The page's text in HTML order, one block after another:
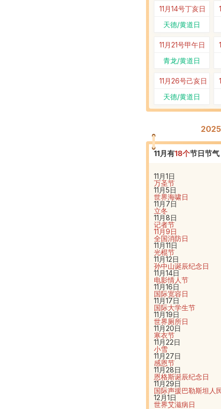
11月14号丁亥日
天德/黄道日
11月21号甲午日
青龙/黄道日
11月26号己亥日
天德/黄道日
2025
11月有18个节日节气
11月1日
万圣节
11月5日
世界海啸日
11月7日
立冬
11月8日
记者节
11月9日
全国消防日
11月11日
光棍节
11月12日
孙中山诞辰纪念日
11月14日
电影情人节
11月16日
国际宽容日
11月17日
国际大学生节
11月19日
世界厕所日
11月20日
寒衣节
11月22日
小雪
11月27日
感恩节
11月28日
恩格斯诞辰纪念日
11月29日
国际声援巴勒斯坦人
12月1日
世界艾滋病日